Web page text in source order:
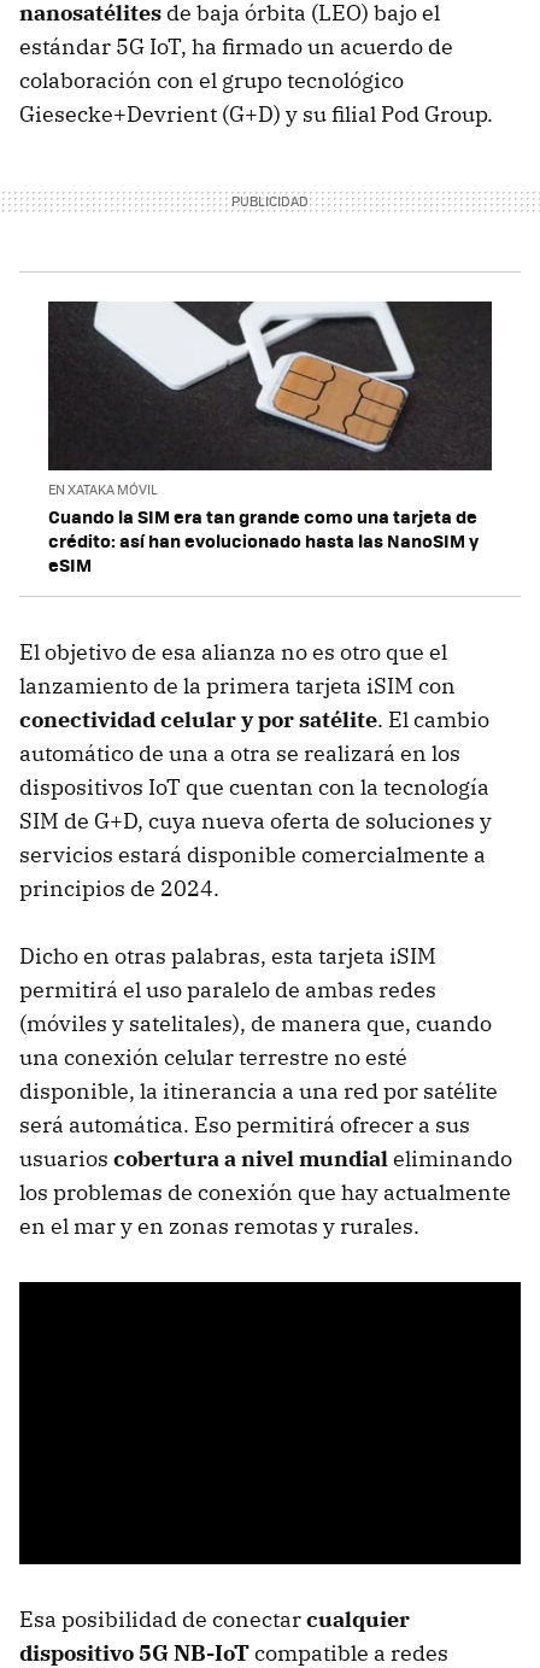
nanosatélites de baja órbita (LEO) bajo el
estándar 5G IoT, ha firmado un acuerdo de
colaboración con el grupo tecnológico
Giesecke+Devrient (G+D) y su filial Pod Group.
EN XATAKA MÓVIL
Cuando la SIM era tan grande como una tarjeta de
crédito: así han evolucionado hasta las NanoSIM y
eSIM
El objetivo de esa alianza no es otro que el
lanzamiento de la primera tarjeta iSIM con
conectividad celular y por satélite. El cambio
automático de una a otra se realizará en los
dispositivos IoT que cuentan con la tecnología
SIM de G+D, cuya nueva oferta de soluciones y
servicios estará disponible comercialmente a
principios de 2024.
Dicho en otras palabras, esta tarjeta iSIM
permitirá el uso paralelo de ambas redes
(móviles y satelitales), de manera que, cuando
una conexión celular terrestre no esté
disponible, la itinerancia a una red por satélite
será automática. Eso permitirá ofrecer a sus
usuarios cobertura a nivel mundialeliminando
los problemas de conexión que hay actualmente
en el mar y en zonas remotas y rurales.
Esa posibilidad de conectarcualquier
dispositivo 5G NB-IoTcompatible a redes